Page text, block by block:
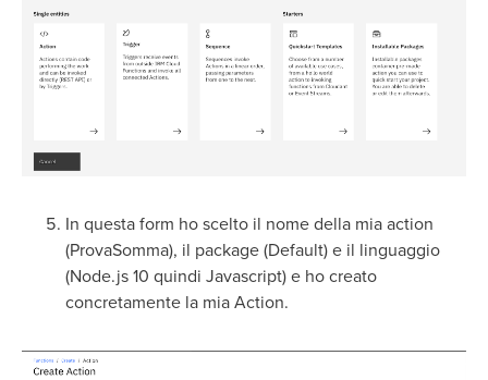
In questa form ho scelto il nome della mia action
(ProvaSomma), il package (Default) e il linguaggio
(Node.js 10 quindi Javascript) e ho creato
concretamente la mia Action.